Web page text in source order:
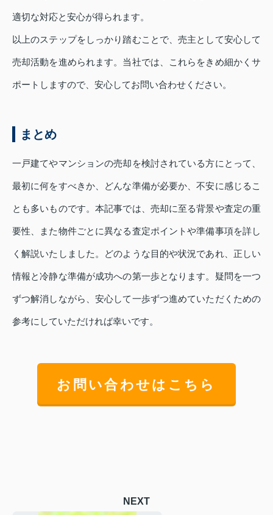
適切な対応と安心が得られます。
以上のステップをしっかり踏むことで、売主として安心して
売却活動を進められます。当社では、これらをきめ細かくサ
ポートしますので、安心してお問い合わせください。
まとめ
一戸建てやマンションの売却を検討されている方にとって、
最初に何をすべきか、どんな準備が必要か、不安に感じるこ
とも多いものです。本記事では、売却に至る背景や査定の重
要性、また物件ごとに異なる査定ポイントや準備事項を詳し
く解説いたしました。どのような目的や状況であれ、正しい
情報と冷静な準備が成功への第一歩となります。疑問を一つ
ずつ解消しながら、安心して一歩ずつ進めていただくための
参考にしていただければ幸いです。
お問い合わせはこちら
NEXT